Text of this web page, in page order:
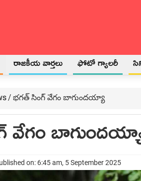
రాజకీయ వార్తలు ఫోటో గ్యాలరీ
/ భగత్ సింగ్ వేగం బాగుందయ్యా
వేగం
on: 6:45 am, 5 September 2025